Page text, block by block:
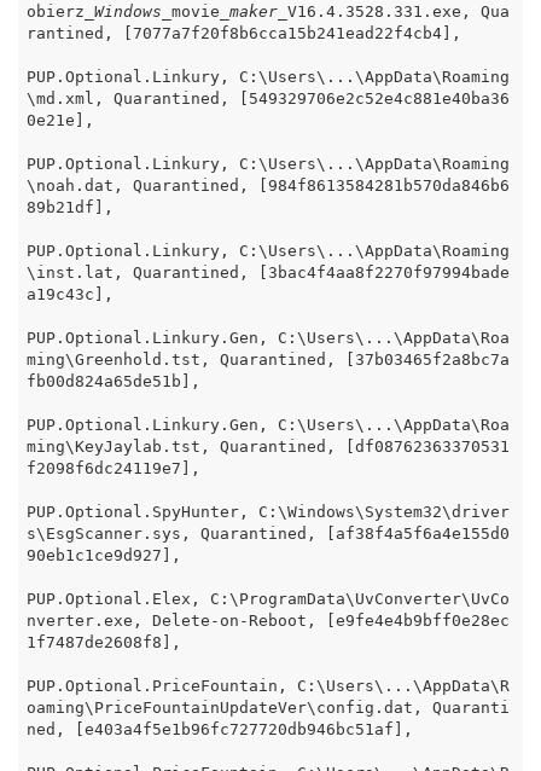
obierz _Windows_ movie _maker_ V16.4.3528.331.exe, Qua
rantined, [7077a7f20f8b6cca15b241ead22f4cb4],
PUP.Optional.Linkury, C:\Users\...\AppData\Roaming
\md.xml, Quarantined, [549329706e2c52e4c881e40ba36
0e21e],
PUP.Optional.Linkury, C:\Users\...\AppData\Roaming
\noah.dat, Quarantined, [984f8613584281b570da846b6
89b21df],
PUP.Optional.Linkury, C:\Users\...\AppData\Roaming
\inst.lat, Quarantined, [3bac4f4aa8f2270f97994bade
a19c43c],
PUP.Optional.Linkury.Gen, C:\Users\...\AppData\Roa
ming\Greenhold.tst, Quarantined, [37b03465f2a8bc7a
fb00d824a65de51b],
PUP.Optional.Linkury.Gen, C:\Users\...\AppData\Roa
ming\KeyJaylab.tst, Quarantined, [df08762363370531
f2098f6dc24119e7],
PUP.Optional.SpyHunter, C:\Windows\System32\driver
s\EsgScanner.sys, Quarantined, [af38f4a5f6a4e155d0
90eb1c1ce9d927],
PUP.Optional.Elex, C:\ProgramData\UvConverter\UvCo
nverter.exe, Delete-on-Reboot, [e9fe4e4b9bff0e28ec
1f7487de2608f8],
PUP.Optional.PriceFountain, C:\Users\...\AppData\R
oaming\PriceFountainUpdateVer\config.dat, Quaranti
ned, [e403a4f5e1b96fc727720db946bc51af],